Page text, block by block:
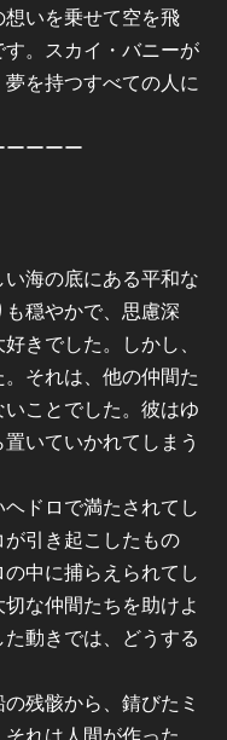
いを乗せて空を飛
。スカイ・バニーが
を持つすべての人に
ーーーー
海の底にある平和な
穏やかで、思慮深
きでした。しかし、
それは、他の仲間た
ことでした。彼はゆ
いていかれてしまう
ドロで満たされてし
引き起こしたもの
中に捕らえられてし
な仲間たちを助けよ
動きでは、どうする
残骸から、錆びたミ